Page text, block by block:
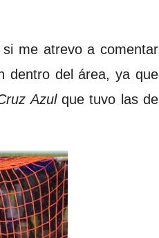
me atrevo a comentar
dentro del área, ya que
Azulque tuvo las de